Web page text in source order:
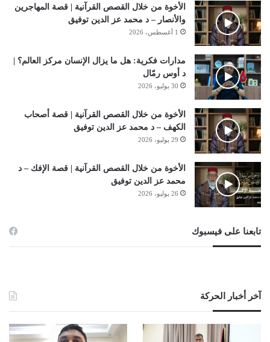
الأخوة من خلال القصص القرآنية | قصة المهاجرين
والأنصار – د محمد عز الدين توفيق
1 أغسطس، 2026
مدارات فكرية: هل ما يزال الإنسان مركز العالم؟ |
د أوس رمّال
30 يوليو، 2026
الأخوة من خلال القصص القرآنية | قصة أصحاب
الكهف – د محمد عز الدين توفيق
29 يوليو، 2026
الأخوة من خلال القصص القرآنية | قصة الإفك – د
محمد عز الدين توفيق
26 يوليو، 2026
تابعنا على فيسبوك
آخر أخبار الحركة